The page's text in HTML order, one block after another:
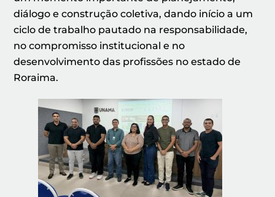
diálogo e construção coletiva, dando início a um
ciclo de trabalho pautado na responsabilidade,
no compromisso institucional e no
desenvolvimento das profissões no estado de
Roraima.